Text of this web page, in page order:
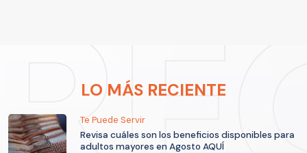
LO MÁS RECIENTE
Te Puede Servir
Revisa cuáles son los beneficios disponibles para
adultos mayores en Agosto AQUÍ